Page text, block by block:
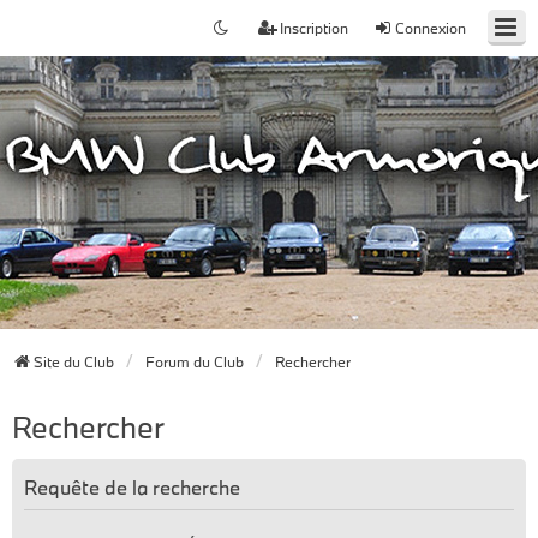
Connexion
Inscription
Site du Club Forum du Club Rechercher
Rechercher
Requête de la recherche